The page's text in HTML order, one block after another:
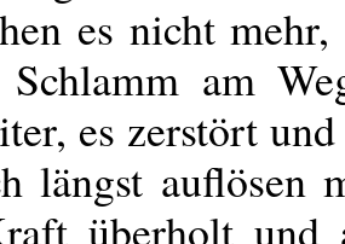
es nicht
am
es zerstört
längst auflösen
überholt und